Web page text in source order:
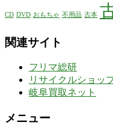
CD DVD おもちゃ 不用品 古本
関連サイト
フリマ総研
リサイクルショッ
岐阜買取ネット
メニュー